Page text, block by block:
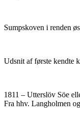
Sumpskoven i renden
Udsnit af første kendte
1811 – Utterslöv Söe
Fra hhv. Langholmen